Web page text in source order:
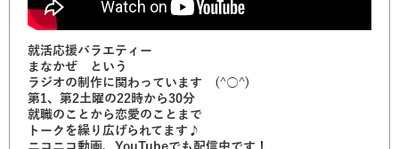
就活応援バラエティー
まなかぜ という
ラジオの制作に関わっています (^○^)
第1、第2土曜の22時から30分
就職のことから恋愛のことまで
トークを繰り広げられてます♪